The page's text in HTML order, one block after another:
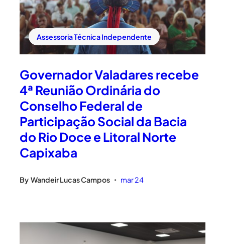
Assessoria Técnica Independente
Governador Valadares recebe
4ª Reunião Ordinária do
Conselho Federal de
Participação Social da Bacia
do Rio Doce e Litoral Norte
Capixaba
By Wandeir Lucas Campos • mar 24